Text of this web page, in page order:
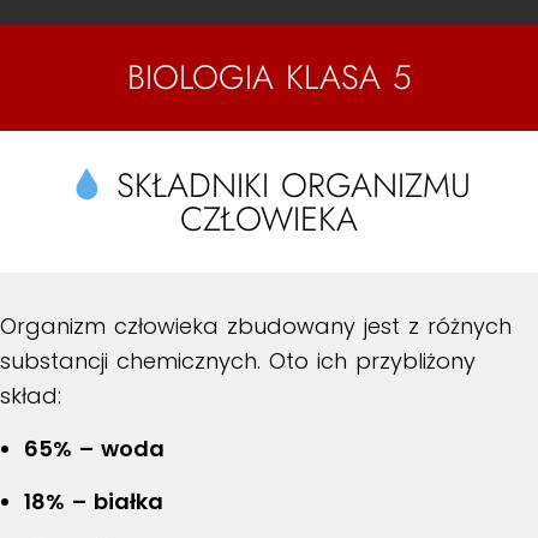
BIOLOGIA KLASA 5
SKŁADNIKI ORGANIZMU
CZŁOWIEKA
Organizm człowieka zbudowany jest z różnych
substancji chemicznych. Oto ich przybliżony
skład:
65% – woda
18% – białka